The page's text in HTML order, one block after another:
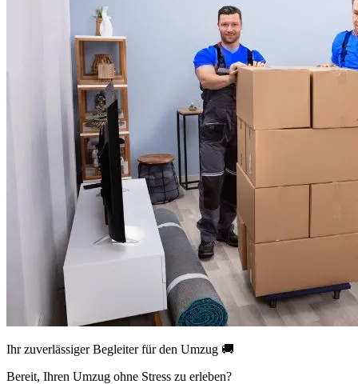
Ihr zuverlässiger Begleiter für den Umzug 🚚
Bereit, Ihren Umzug ohne Stress zu erleben?